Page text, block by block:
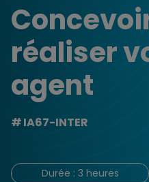
réaliser
agent
IA67-INTER
Durée : 3 heures